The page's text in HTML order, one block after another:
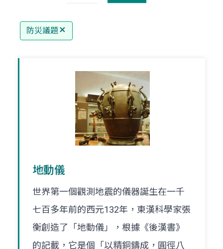
防災議題
地動儀
世界第一個觀測地震的儀器誕生在一千
七百多年前的西元132年，東漢科學家張
衡創造了「地動儀」，根據《後漢書》
的記載，它是個「以精銅鑄成，圓徑八